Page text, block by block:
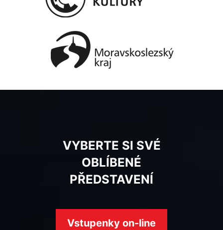
VYBERTE SI SVÉ
OBLÍBENÉ
PŘEDSTAVENÍ
Vstupenky on-line